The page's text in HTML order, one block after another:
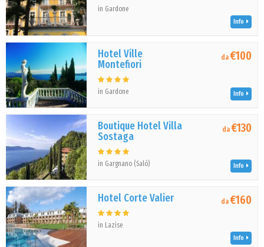
in Gardone
Info
Hotel Ville
Montefiori
in Gardone
da€100
Info
Boutique Hotel Villa
Sostaga
in Gargnano (Salò)
da€130
Info
Hotel Corte Valier
in Lazise
da€160
Info